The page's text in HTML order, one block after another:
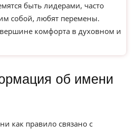
быть лидерами, часто
собой, любят перемены.
комфорта в духовном и
об имени
как правило связано с